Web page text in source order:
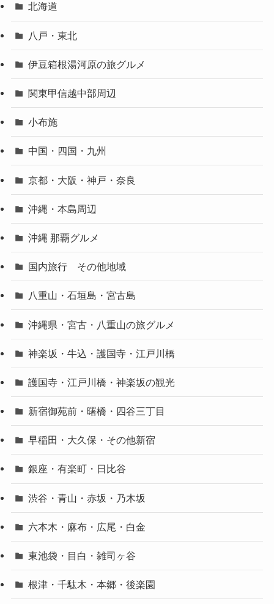
北海道
八戸・東北
伊豆箱根湯河原の旅グルメ
関東甲信越中部周辺
小布施
中国・四国・九州
京都・大阪・神戸・奈良
沖縄・本島周辺
沖縄 那覇グルメ
国内旅行 その他地域
八重山・石垣島・宮古島
沖縄県・宮古・八重山の旅グルメ
神楽坂・牛込・護国寺・江戸川橋
護国寺・江戸川橋・神楽坂の観光
新宿御苑前・曙橋・四谷三丁目
早稲田・大久保・その他新宿
銀座・有楽町・日比谷
渋谷・青山・赤坂・乃木坂
六本木・麻布・広尾・白金
東池袋・目白・雑司ヶ谷
根津・千駄木・本郷・後楽園